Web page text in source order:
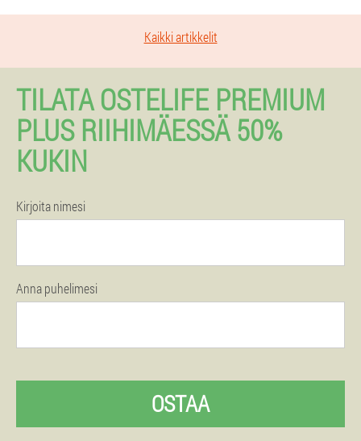
Kaikki artikkelit
TILATA OSTELIFE PREMIUM
PLUS RIIHIMÄESSÄ 50%
KUKIN
Kirjoita nimesi
Anna puhelimesi
OSTAA